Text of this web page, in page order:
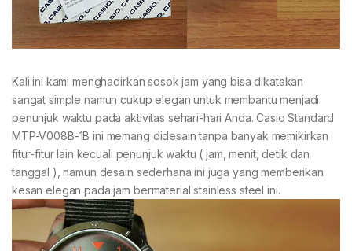
Kali ini kami menghadirkan sosok jam yang bisa dikatakan
sangat simple namun cukup elegan untuk membantu menjadi
penunjuk waktu pada aktivitas sehari-hari Anda. Casio Standard
MTP-V008B-1B ini memang didesain tanpa banyak memikirkan
fitur-fitur lain kecuali penunjuk waktu ( jam, menit, detik dan
tanggal ), namun desain sederhana ini juga yang memberikan
kesan elegan pada jam bermaterial stainless steel ini.